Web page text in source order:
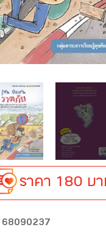
ราคา 180 บา